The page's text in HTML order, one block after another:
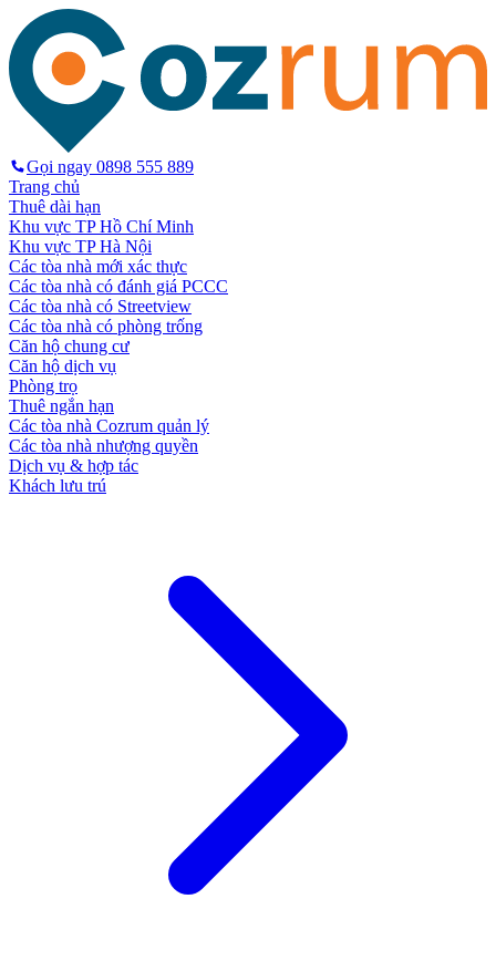
Gọi ngay 0898 555 889
Trang chủ
Thuê dài hạn
Khu vực TP Hồ Chí Minh
Khu vực TP Hà Nội
Các tòa nhà mới xác thực
Các tòa nhà có đánh giá PCCC
Các tòa nhà có Streetview
Các tòa nhà có phòng trống
Căn hộ chung cư
Căn hộ dịch vụ
Phòng trọ
Thuê ngắn hạn
Các tòa nhà Cozrum quản lý
Các tòa nhà nhượng quyền
Dịch vụ & hợp tác
Khách lưu trú